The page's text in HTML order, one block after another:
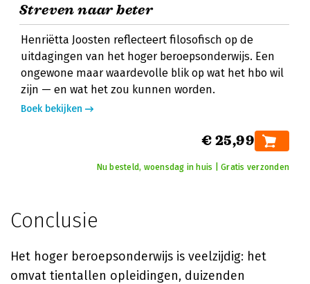
Streven naar beter
Henriëtta Joosten reflecteert filosofisch op de
uitdagingen van het hoger beroepsonderwijs. Een
ongewone maar waardevolle blik op wat het hbo wil
zijn — en wat het zou kunnen worden.
Boek bekijken
€ 25,99
Nu besteld, woensdag in huis | Gratis verzonden
Conclusie
Het hoger beroepsonderwijs is veelzijdig: het
omvat tientallen opleidingen, duizenden